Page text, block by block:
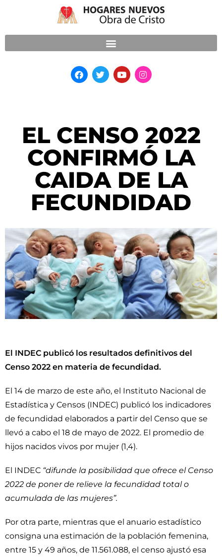
EL CENSO 2022
CONFIRMÓ LA
CAIDA DE LA
FECUNDIDAD
El INDEC publicó los resultados definitivos del
Censo 2022 en materia de fecundidad.
El 14 de marzo de este año, el Instituto Nacional de
Estadística y Censos (INDEC) publicó los indicadores
de fecundidad elaborados a partir del Censo que se
llevó a cabo el 18 de mayo de 2022. El promedio de
hijos nacidos vivos por mujer (1,4).
El INDEC “difunde la posibilidad que ofrece el Censo
2022 de poner de relieve la fecundidad total o
acumulada de las mujeres”.
Por otra parte, mientras que el anuario estadístico
consigna una estimación de la población femenina,
entre 15 y 49 años, de 11.561.088, el censo ajustó esa